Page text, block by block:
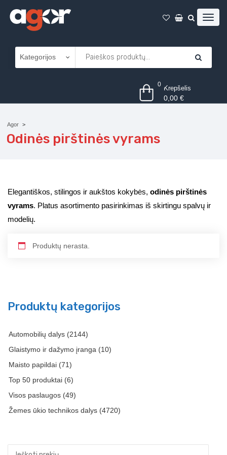
0 Krepšelis
0,00€
Agor
Odinės pirštinės vyrams
Produktų kategorijos
Automobilių dalys (2144)
Glaistymo ir dažymo įranga (10)
Maisto papildai (71)
Top 50 produktai (6)
Visos paslaugos (49)
Žemes ūkio technikos dalys (4720)
Elegantiškos, stilingos ir aukštos kokybės, odinės pirštinės
vyrams. Platus asortimento pasirinkimas iš skirtingu spalvų ir
modelių.
Produktų nerasta.